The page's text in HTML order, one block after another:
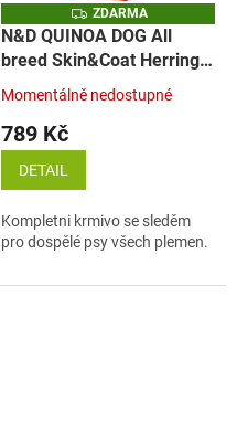
Z
D
A
R
A
ZDARMA
N&D QUINOA DOG All
breed Skin&Coat Herring
& Coconut (sleď)
Momentálně nedostupné
789 Kč
DETAIL
Kompletni krmivo se sleděm
pro dospělé psy všech plemen.